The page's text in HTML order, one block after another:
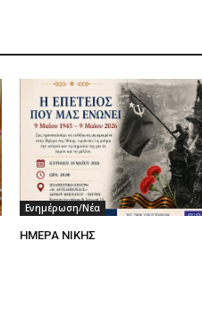
Ενημέρωση/Νέα
ΗΜΕΡΑ ΝΙΚΗΣ